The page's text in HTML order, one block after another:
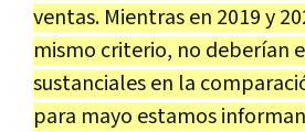
ventas. Mientras en 2019 y
mismo criterio, no deberían
sustanciales en la
para mayo estamos